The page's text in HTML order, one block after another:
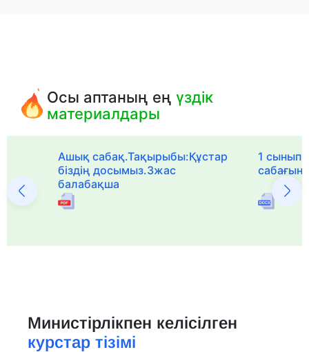
Осы аптаның еңүздік
материалдары
Ашық сабақ.Тақырыбы:Құстар
біздің досымыз.3жас
балабақша
1
Министірлікпен келісілген
курстар тізімі